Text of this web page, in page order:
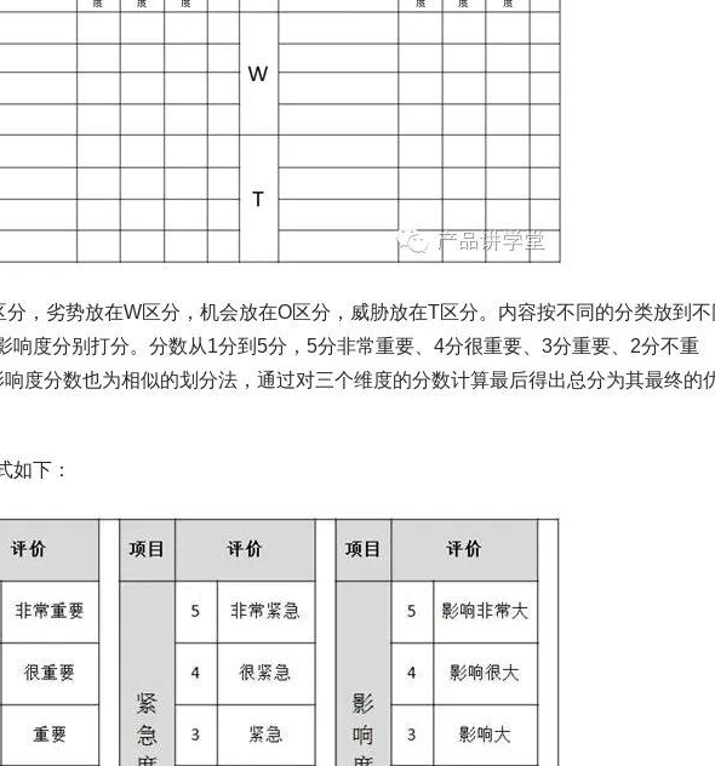
，劣势放在W区分，机会放在O区分，威胁放在T区分。内容按不同的分类放到不
响度分别打分。分数从1分到5分，5分非常重要、4分很重要、3分重要、2分不重
度分数也为相似的划分法，通过对三个维度的分数计算最后得出总分为其最终的
如下：